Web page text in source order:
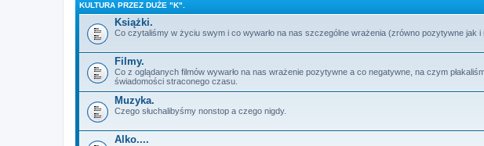
KULTURA PRZEZ DUŻE "K".
Książki.
Co czytaliśmy w życiu swym i co wywarło na nas szczególne wrażenia (zrówno pozytywne jak i
Filmy.
Co z oglądanych filmów wywarło na nas wrażenie pozytywne a co negatywne, na czym
świadomości straconego czasu.
Muzyka.
Czego słuchalibyśmy nonstop a czego nigdy.
Alko....